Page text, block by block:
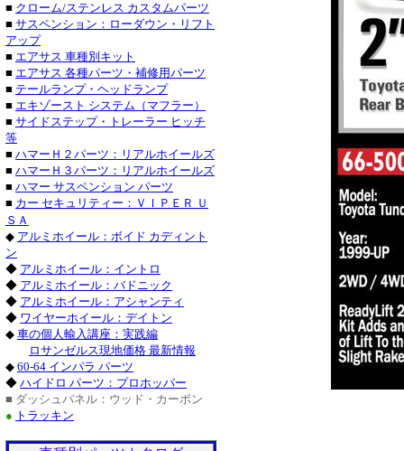
シボ
シボレ
・シボ
・シボレ
パー
キャデラ
・キャデ
フォード_
フォード_
パーツ・フ
■ クローム/ステンレス カスタムパーツ
■ サスペンション：ローダウン・リフト
アップ
■ エアサス 車種別キット
■ エアサス 各種パーツ・補修用パーツ
■ テールランプ・ヘッドランプ
■ エキゾースト システム（マフラー）
■ サイドステップ・トレーラー ヒッチ
等
■ ハマーＨ２パーツ：リアルホイールズ
■ ハマーＨ３パーツ：リアルホイールズ
■ ハマー サスペンション パーツ
■ カー セキュリティー：ＶＩＰＥＲ Ｕ
ＳＡ
◆ アルミホイール：ボイド カディント
ン
◆ アルミホイール：イントロ
◆ アルミホイール：バドニック
◆ アルミホイール：アシャンティ
◆ ワイヤーホイール：デイトン
◆ 車の個人輸入講座：実践編
ロサンゼルス現地価格 最新情報
◆ 60-64 インパラ パーツ
◆ ハイドロ パーツ：プロホッパー
■ ダッシュパネル：ウッド・カーボン
● トラッキン